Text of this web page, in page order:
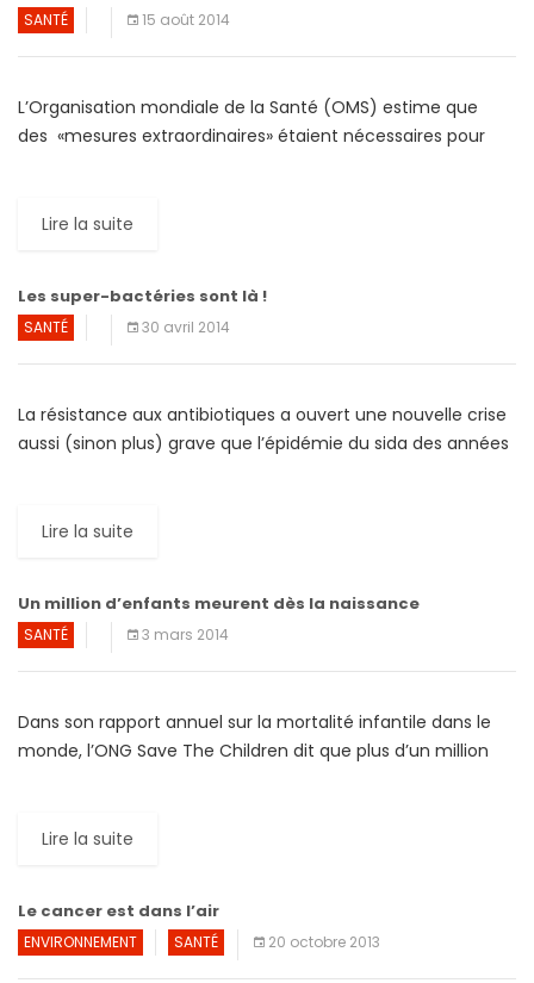
SANTÉ 15 août 2014
L’Organisation mondiale de la Santé (OMS) estime que
des «mesures extraordinaires» étaient nécessaires pour
Lire la suite
Les super-bactéries sont là !
SANTÉ 30 avril 2014
La résistance aux antibiotiques a ouvert une nouvelle crise
aussi (sinon plus) grave que l’épidémie du sida des années
Lire la suite
Un million d’enfants meurent dès la naissance
SANTÉ 3 mars 2014
Dans son rapport annuel sur la mortalité infantile dans le
monde, l’ONG Save The Children dit que plus d’un million
Lire la suite
Le cancer est dans l’air
ENVIRONNEMENT SANTÉ 20 octobre 2013